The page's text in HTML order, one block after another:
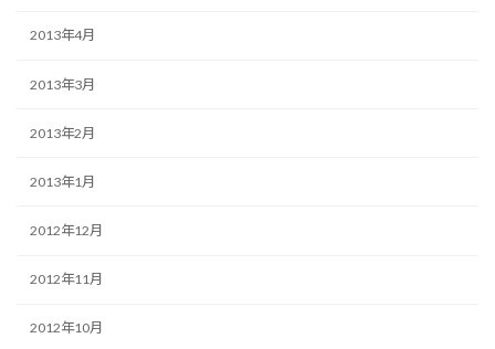
2013年4月
2013年3月
2013年2月
2013年1月
2012年12月
2012年11月
2012年10月